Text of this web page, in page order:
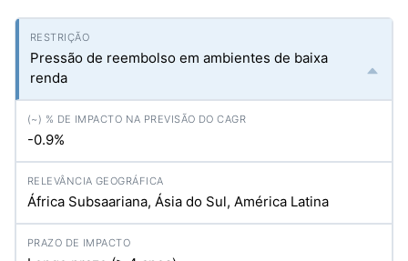
Pressão de reembolso em ambientes de baixa
renda
-0.9%
África Subsaariana, Ásia do Sul, América Latina